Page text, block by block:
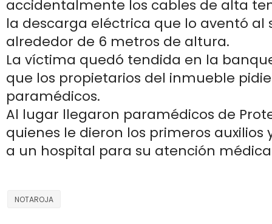
accidentalmente los cables de alta
la descarga eléctrica que lo aventó al
alrededor de 6 metros de altura.
La víctima quedó tendida en la
que los propietarios del inmueble
paramédicos.
Al lugar llegaron paramédicos de
quienes le dieron los primeros auxilios
a un hospital para su atención
NOTAROJA